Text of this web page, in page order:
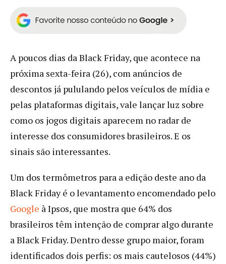
A poucos dias da Black Friday, que acontece na
próxima sexta-feira (26), com anúncios de
descontos já pululando pelos veículos de mídia e
pelas plataformas digitais, vale lançar luz sobre
como os jogos digitais aparecem no radar de
interesse dos consumidores brasileiros. E os
sinais são interessantes.
Um dos termômetros para a edição deste ano da
Black Friday é o levantamento encomendado pelo
Google à Ipsos, que mostra que 64% dos
brasileiros têm intenção de comprar algo durante
a Black Friday. Dentro desse grupo maior, foram
identificados dois perfis: os mais cautelosos (44%)